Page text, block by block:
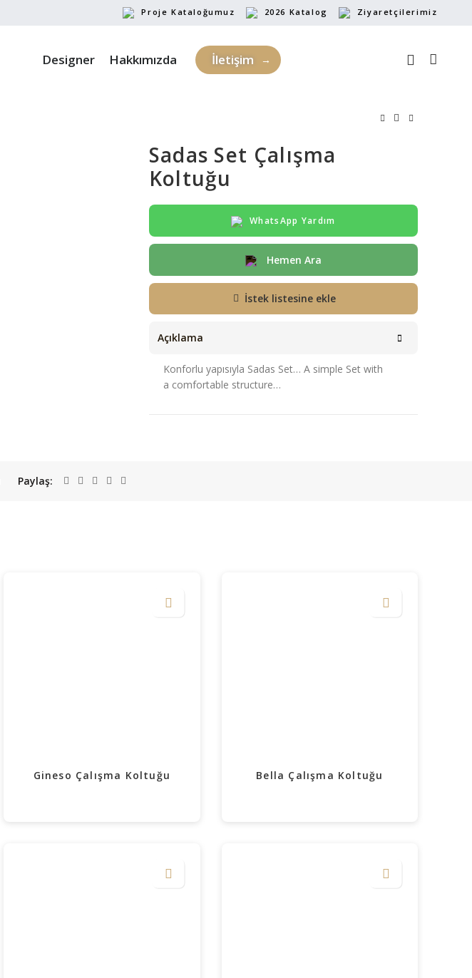
Proje Kataloğumuz 2026 Katalog Ziyaretçilerimiz
Designer Hakkımızda İletişim
Sadas Set Çalışma
Koltuğu
WhatsApp Yardım
Hemen Ara
İstek listesine ekle
Açıklama
Konforlu yapısıyla Sadas Set… A simple Set with
a comfortable structure…
Paylaş
Gineso Çalışma Koltuğu Bella Çalışma Koltuğu